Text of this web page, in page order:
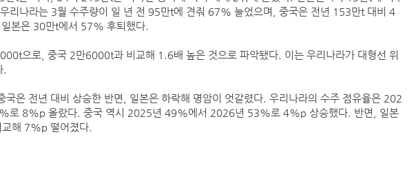
리나라는 3월 수주량이 일 년 전 95만t에 견줘 67% 늘었으며, 중국은 전년 153만t 대비 4
본은 30만t에서 57% 후퇴했다.
으로, 중국 2만6000t과 비교해 1.6배 높은 것으로 파악됐다. 이는 우리나라가 대형선 위
국은 전년 대비 상승한 반면, 일본은 하락해 명암이 엇갈렸다. 우리나라의 수주 점유율은 202
로 8%p 올랐다. 중국 역시 2025년 49%에서 2026년 53%로 4%p 상승했다. 반면, 일본
해 7%p 떨어졌다.
2026년 북미항로 FEU당 운임 추이
아시아-유럽 수출 물동량 월간 추이(2024~2026년)